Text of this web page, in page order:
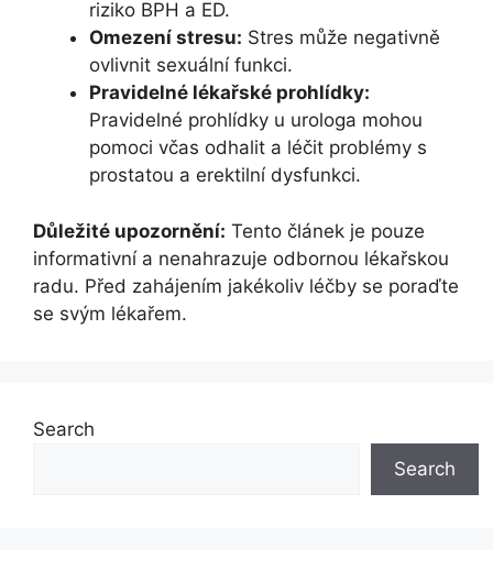
riziko BPH a ED.
Omezení stresu: Stres může negativně
ovlivnit sexuální funkci.
Pravidelné lékařské prohlídky:
Pravidelné prohlídky u urologa mohou
pomoci včas odhalit a léčit problémy s
prostatou a erektilní dysfunkci.
Důležité upozornění: Tento článek je pouze
informativní a nenahrazuje odbornou lékařskou
radu. Před zahájením jakékoliv léčby se poraďte
se svým lékařem.
Search
Search